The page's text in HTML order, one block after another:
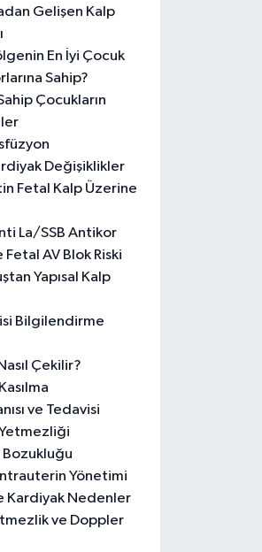
Gelişen Kalp
En İyi Çocuk
Sahip?
Çocukların
Değişiklikler
Fetal Kalp Üzerine
La/SSB Antikor
AV Blok Riski
Yapısal Kalp
Bilgilendirme
Çekilir?
ve Tedavisi
Yönetimi
Kardiyak Nedenler
ve Doppler